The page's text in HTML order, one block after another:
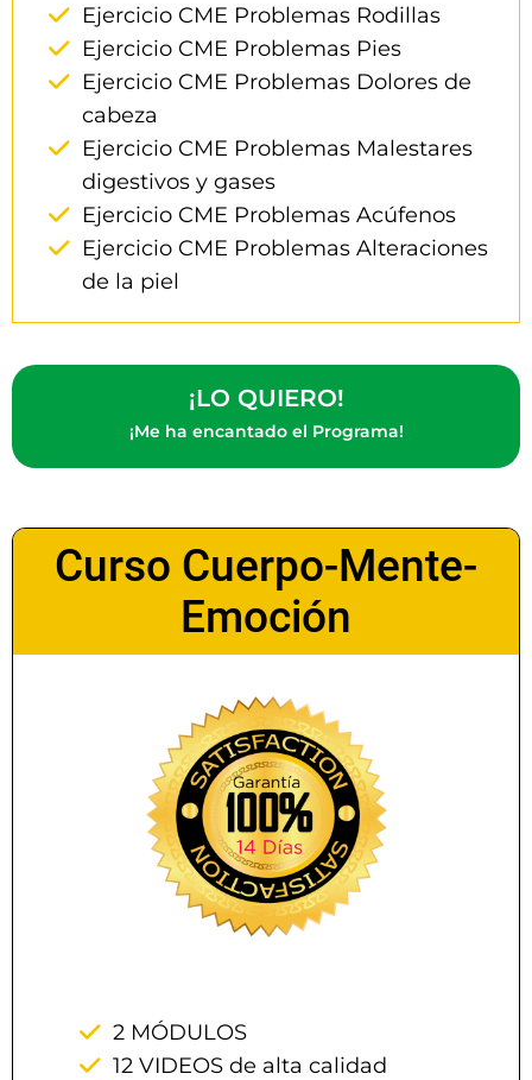
Ejercicio CME Problemas Rodillas
Ejercicio CME Problemas Pies
Ejercicio CME Problemas Dolores de
cabeza
Ejercicio CME Problemas Malestares
digestivos y gases
Ejercicio CME Problemas Acúfenos
Ejercicio CME Problemas Alteraciones
de la piel
¡LO QUIERO!
¡Me ha encantado el Programa!
Curso Cuerpo-Mente-
Emoción
2 MÓDULOS
12 VIDEOS de alta calidad